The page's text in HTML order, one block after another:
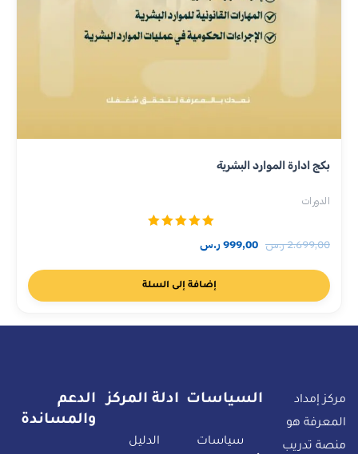
الدورات
بكج ادارة الموارد البشرية
5.00
2.699,00ر.س 999,00ر.س
إضافة إلى السلة
مركز إمداد
المعرفة هو
منصة تدريب
السياسات
سياسات
ادلة المركز
الدليل
الدعم
والمساندة